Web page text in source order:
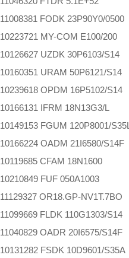
11008381 FODK 23P90Y0/0500
10223721 MY-COM E100/200
10126627 UZDK 30P6103/S14
10160351 URAM 50P6121/S14
10239618 OPDM 16P5102/S14
10166131 IFRM 18N13G3/L
10149153 FGUM 120P8001/S35L
10166224 OADM 21I6580/S14F
10119685 CFAM 18N1600
10210849 FUF 050A1003
11129327 OR18.GP-NV1T.7BO
11099669 FLDK 110G1303/S14
11040829 OADR 20I6575/S14F
10131282 FSDK 10D9601/S35A